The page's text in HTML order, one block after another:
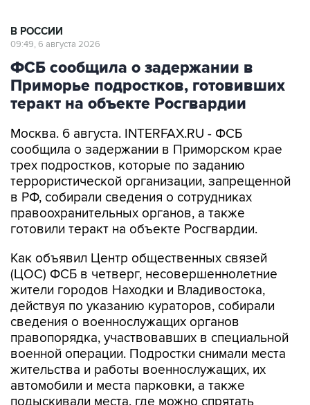
В РОССИИ
09:49, 6 августа 2026
ФСБ сообщила о задержании в
Приморье подростков, готовивших
теракт на объекте Росгвардии
Москва. 6 августа. INTERFAX.RU - ФСБ
сообщила о задержании в Приморском крае
трех подростков, которые по заданию
террористической организации, запрещенной
в РФ, собирали сведения о сотрудниках
правоохранительных органов, а также
готовили теракт на объекте Росгвардии.
Как объявил Центр общественных связей
(ЦОС) ФСБ в четверг, несовершеннолетние
жители городов Находки и Владивостока,
действуя по указанию кураторов, собирали
сведения о военнослужащих органов
правопорядка, участвовавших в специальной
военной операции. Подростки снимали места
жительства и работы военнослужащих, их
автомобили и места парковки, а также